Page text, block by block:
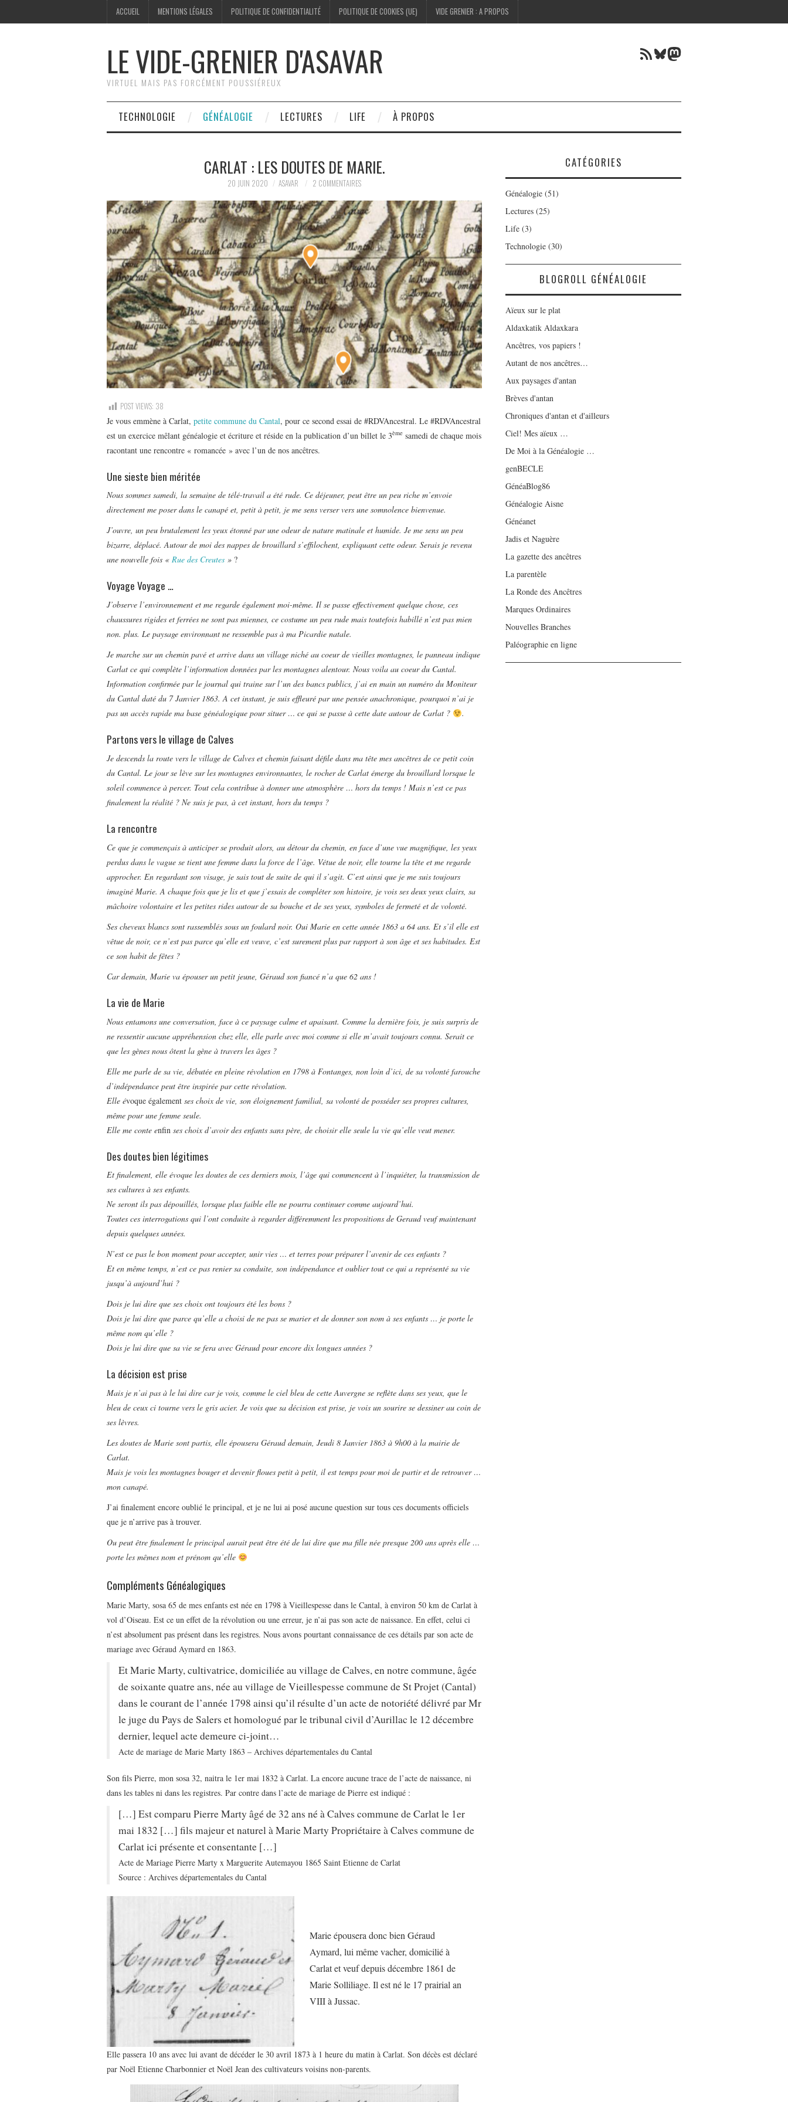
ACCUEIL MENTIONS LÉGALES POLITIQUE DE CONFIDENTIALITÉ POLITIQUE DE COOKIES (UE) VIDE GRENIER : A PROPOS
LE VIDE-GRENIER D'ASAVAR
VIRTUEL MAIS PAS FORCÉMENT POUSSIÉREUX
Flux RSSBluesky
Mastodon
TECHNOLOGIE GÉNÉALOGIE LECTURES LIFE À PROPOS
CARLAT : LES DOUTES DE MARIE.
20 JUIN 2020 ASAVAR 2 COMMENTAIRES
POST VIEWS: 38
Je vous emmène à Carlat, petite commune du Cantal, pour ce second essai de #RDVAncestral. Le #RDVAncestral
est un exercice mêlant généalogie et écriture et réside en la publication d’un billet le 3ème samedi de chaque mois
racontant une rencontre « romancée » avec l’un de nos ancêtres.
Une sieste bien méritée
Nous sommes samedi, la semaine de télé-travail a été rude. Ce déjeuner, peut être un peu riche m’envoie
directement me poser dans le canapé et, petit à petit, je me sens verser vers une somnolence bienvenue.
J’ouvre, un peu brutalement les yeux étonné par une odeur de nature matinale et humide. Je me sens un peu
bizarre, déplacé. Autour de moi des nappes de brouillard s’effilochent, expliquant cette odeur. Serais je revenu
une nouvelle fois « Rue des Creutes » ?
Voyage Voyage …
J’observe l’environnement et me regarde également moi-même. Il se passe effectivement quelque chose, ces
chaussures rigides et ferrées ne sont pas miennes, ce costume un peu rude mais toutefois habillé n’est pas mien
non. plus. Le paysage environnant ne ressemble pas à ma Picardie natale.
Je marche sur un chemin pavé et arrive dans un village niché au coeur de vieilles montagnes, le panneau indique
Carlat ce qui complète l’information données par les montagnes alentour. Nous voila au coeur du Cantal.
Information confirmée par le journal qui traine sur l’un des bancs publics, j’ai en main un numéro du Moniteur
du Cantal daté du 7 Janvier 1863. A cet instant, je suis effleuré par une pensée anachronique, pourquoi n’ai je
pas un accès rapide ma base généalogique pour situer … ce qui se passe à cette date autour de Carlat ?
.
Partons vers le village de Calves
Je descends la route vers le village de Calves et chemin faisant défile dans ma tête mes ancêtres de ce petit coin
du Cantal. Le jour se lève sur les montagnes environnantes, le rocher de Carlat émerge du brouillard lorsque le
soleil commence à percer. Tout cela contribue à donner une atmosphère … hors du temps ! Mais n’est ce pas
finalement la réalité ? Ne suis je pas, à cet instant, hors du temps ?
La rencontre
Ce que je commençais à anticiper se produit alors, au détour du chemin, en face d’une vue magnifique, les yeux
perdus dans le vague se tient une femme dans la force de l’âge. Vétue de noir, elle tourne la tête et me regarde
approcher. En regardant son visage, je sais tout de suite de qui il s’agit. C’est ainsi que je me suis toujours
imaginé Marie. A chaque fois que je lis et que j’essais de compléter son histoire, je vois ses deux yeux clairs, sa
mâchoire volontaire et les petites rides autour de sa bouche et de ses yeux, symboles de fermeté et de volonté.
Ses cheveux blancs sont rassemblés sous un foulard noir. Oui Marie en cette année 1863 a 64 ans. Et s’il elle est
vêtue de noir, ce n’est pas parce qu’elle est veuve, c’est surement plus par rapport à son âge et ses habitudes. Est
ce son habit de fêtes ?
Car demain, Marie va épouser un petit jeune, Géraud son fiancé n’a que 62 ans !
La vie de Marie
Nous entamons une conversation, face à ce paysage calme et apaisant. Comme la dernière fois, je suis surpris de
ne ressentir aucune appréhension chez elle, elle parle avec moi comme si elle m’avait toujours connu. Serait ce
que les gènes nous ôtent la gène à travers les âges ?
Elle me parle de sa vie, débutée en pleine révolution en 1798 à Fontanges, non loin d’ici, de sa volonté farouche
d’indépendance peut être inspirée par cette révolution.
Elle évoque également ses choix de vie, son éloignement familial, sa volonté de posséder ses propres cultures,
même pour une femme seule.
Elle me conte enfin ses choix d’avoir des enfants sans père, de choisir elle seule la vie qu’elle veut mener.
Des doutes bien légitimes
Et finalement, elle évoque les doutes de ces derniers mois, l’âge qui commencent à l’inquiéter, la transmission de
ses cultures à ses enfants.
Ne seront ils pas dépouillés, lorsque plus faible elle ne pourra continuer comme aujourd’hui.
Toutes ces interrogations qui l’ont conduite à regarder différemment les propositions de Geraud veuf maintenant
depuis quelques années.
N’est ce pas le bon moment pour accepter, unir vies … et terres pour préparer l’avenir de ces enfants ?
Et en même temps, n’est ce pas renier sa conduite, son indépendance et oublier tout ce qui a représenté sa vie
jusqu’à aujourd’hui ?
Dois je lui dire que ses choix ont toujours été les bons ?
Dois je lui dire que parce qu’elle a choisi de ne pas se marier et de donner son nom à ses enfants … je porte le
même nom qu’elle ?
Dois je lui dire que sa vie se fera avec Géraud pour encore dix longues années ?
La décision est prise
Mais je n’ai pas à le lui dire car je vois, comme le ciel bleu de cette Auvergne se reflète dans ses yeux, que le
bleu de ceux ci tourne vers le gris acier. Je vois que sa décision est prise, je vois un sourire se dessiner au coin de
ses lèvres.
Les doutes de Marie sont partis, elle épousera Géraud demain, Jeudi 8 Janvier 1863 à 9h00 à la mairie de
Carlat.
Mais je vois les montagnes bouger et devenir floues petit à petit, il est temps pour moi de partir et de retrouver …
mon canapé.
J’ai finalement encore oublié le principal, et je ne lui ai posé aucune question sur tous ces documents officiels
que je n’arrive pas à trouver.
Ou peut être finalement le principal aurait peut être été de lui dire que ma fille née presque 200 ans après elle …
porte les mêmes nom et prénom qu’elle
Compléments Généalogiques
Marie Marty, sosa 65 de mes enfants est née en 1798 à Vieillespesse dans le Cantal, à environ 50 km de Carlat à
vol d’Oiseau. Est ce un effet de la révolution ou une erreur, je n’ai pas son acte de naissance. En effet, celui ci
n’est absolument pas présent dans les registres. Nous avons pourtant connaissance de ces détails par son acte de
mariage avec Géraud Aymard en 1863.
Et Marie Marty, cultivatrice, domiciliée au village de Calves, en notre commune, âgée
de soixante quatre ans, née au village de Vieillespesse commune de St Projet (Cantal)
dans le courant de l’année 1798 ainsi qu’il résulte d’un acte de notoriété délivré par Mr
le juge du Pays de Salers et homologué par le tribunal civil d’Aurillac le 12 décembre
dernier, lequel acte demeure ci-joint…
Acte de mariage de Marie Marty 1863 – Archives départementales du Cantal
Son fils Pierre, mon sosa 32, naitra le 1er mai 1832 à Carlat. La encore aucune trace de l’acte de naissance, ni
dans les tables ni dans les registres. Par contre dans l’acte de mariage de Pierre est indiqué :
[…] Est comparu Pierre Marty âgé de 32 ans né à Calves commune de Carlat le 1er
mai 1832 […] fils majeur et naturel à Marie Marty Propriétaire à Calves commune de
Carlat ici présente et consentante […]
Acte de Mariage Pierre Marty x Marguerite Autemayou 1865 Saint Etienne de Carlat
Source : Archives départementales du Cantal
Marie épousera donc bien Géraud
Aymard, lui même vacher, domicilié à
Carlat et veuf depuis décembre 1861 de
Marie Solliliage. Il est né le 17 prairial an
VIII à Jussac.
Elle passera 10 ans avec lui avant de décéder le 30 avril 1873 à 1 heure du matin à Carlat. Son décès est déclaré
par Noël Etienne Charbonnier et Noël Jean des cultivateurs voisins non-parents.
CATÉGORIES
Généalogie (51)
Lectures (25)
Life (3)
Technologie (30)
BLOGROLL GÉNÉALOGIE
Aïeux sur le plat
Aldaxkatik Aldaxkara
Ancêtres, vos papiers !
Autant de nos ancêtres…
Aux paysages d'antan
Brèves d'antan
Chroniques d'antan et d'ailleurs
Ciel! Mes aïeux …
De Moi à la Généalogie …
genBECLE
GénéaBlog86
Généalogie Aisne
Généanet
Jadis et Naguère
La gazette des ancêtres
La parentèle
La Ronde des Ancêtres
Marques Ordinaires
Nouvelles Branches
Paléographie en ligne